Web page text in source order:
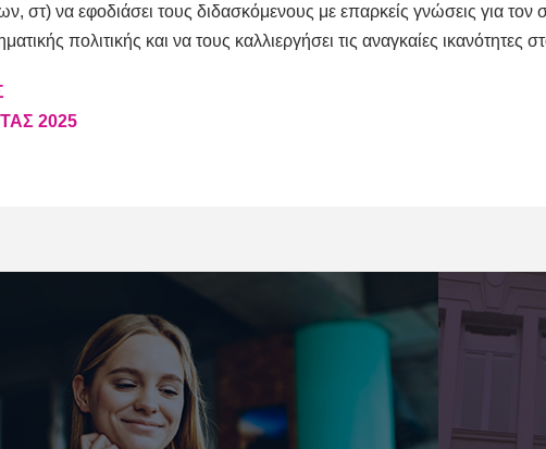
στ) να εφοδιάσει τους διδασκόμενους με επαρκείς γνώσεις για
πολιτικής και να τους καλλιεργήσει τις αναγκαίες ικανότητες
2025